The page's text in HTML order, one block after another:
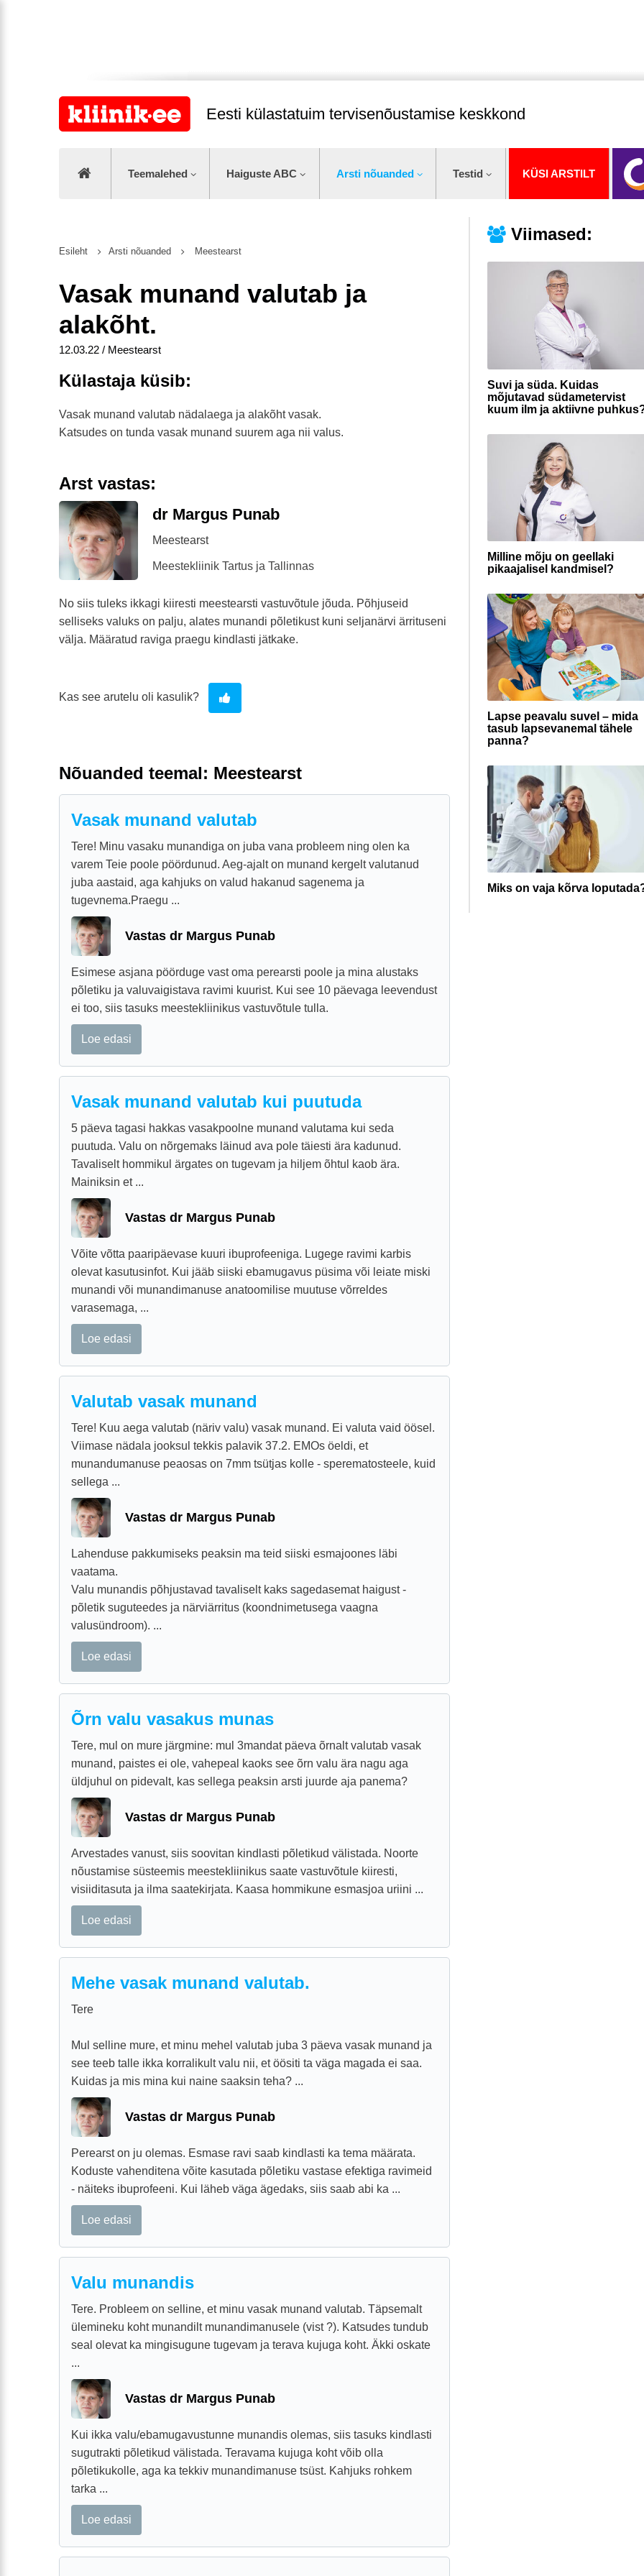
Eesti külastatuim tervisenõustamise keskkond
Teemalehed Haiguste ABC Arsti nõuanded Testid KÜSI ARSTILT
Viimased:
Suvi ja süda. Kuidas
mõjutavad südametervist
kuum ilm ja aktiivne
Milline mõju on geellaki
pikaajalisel kandmisel?
Lapse peavalu suvel – mida
tasub lapsevanemal tähele
panna?
Miks on vaja kõrva
Esileht Arsti nõuanded Meestearst
Vasak munand valutab ja
alakõht.
12.03.22 / Meestearst
Külastaja küsib:
Vasak munand valutab nädalaega ja alakõht vasak.
Katsudes on tunda vasak munand suurem aga nii valus.
Arst vastas:
dr Margus Punab
Meestearst
Meestekliinik Tartus ja Tallinnas
No siis tuleks ikkagi kiiresti meestearsti vastuvõtule jõuda. Põhjuseid
selliseks valuks on palju, alates munandi põletikust kuni seljanärvi ärrituseni
välja. Määratud raviga praegu kindlasti jätkake.
Kas see arutelu oli kasulik?
Nõuanded teemal: Meestearst
Vasak munand valutab
Tere! Minu vasaku munandiga on juba vana probleem ning olen ka
varem Teie poole pöördunud. Aeg-ajalt on munand kergelt valutanud
juba aastaid, aga kahjuks on valud hakanud sagenema ja
tugevnema.Praegu ...
Vastas dr Margus Punab
Esimese asjana pöörduge vast oma perearsti poole ja mina alustaks
põletiku ja valuvaigistava ravimi kuurist. Kui see 10 päevaga leevendust
ei too, siis tasuks meestekliinikus vastuvõtule tulla.
Loe edasi
Vasak munand valutab kui puutuda
5 päeva tagasi hakkas vasakpoolne munand valutama kui seda
puutuda. Valu on nõrgemaks läinud ava pole täiesti ära kadunud.
Tavaliselt hommikul ärgates on tugevam ja hiljem õhtul kaob ära.
Mainiksin et ...
Vastas dr Margus Punab
Võite võtta paaripäevase kuuri ibuprofeeniga. Lugege ravimi karbis
olevat kasutusinfot. Kui jääb siiski ebamugavus püsima või leiate miski
munandi või munandimanuse anatoomilise muutuse võrreldes
varasemaga, ...
Loe edasi
Valutab vasak munand
Tere! Kuu aega valutab (näriv valu) vasak munand. Ei valuta vaid öösel.
Viimase nädala jooksul tekkis palavik 37.2. EMOs öeldi, et
munandumanuse peaosas on 7mm tsütjas kolle - sperematosteele, kuid
sellega ...
Vastas dr Margus Punab
Lahenduse pakkumiseks peaksin ma teid siiski esmajoones läbi
vaatama.
Valu munandis põhjustavad tavaliselt kaks sagedasemat haigust -
põletik suguteedes ja närviärritus (koondnimetusega vaagna
valusündroom). ...
Loe edasi
Õrn valu vasakus munas
Tere, mul on mure järgmine: mul 3mandat päeva õrnalt valutab vasak
munand, paistes ei ole, vahepeal kaoks see õrn valu ära nagu aga
üldjuhul on pidevalt, kas sellega peaksin arsti juurde aja panema?
Vastas dr Margus Punab
Arvestades vanust, siis soovitan kindlasti põletikud välistada. Noorte
nõustamise süsteemis meestekliinikus saate vastuvõtule kiiresti,
visiiditasuta ja ilma saatekirjata. Kaasa hommikune esmasjoa uriini ...
Loe edasi
Mehe vasak munand valutab.
Tere
Mul selline mure, et minu mehel valutab juba 3 päeva vasak munand ja
see teeb talle ikka korralikult valu nii, et öösiti ta väga magada ei saa.
Kuidas ja mis mina kui naine saaksin teha? ...
Vastas dr Margus Punab
Perearst on ju olemas. Esmase ravi saab kindlasti ka tema määrata.
Koduste vahenditena võite kasutada põletiku vastase efektiga ravimeid
- näiteks ibuprofeeni. Kui läheb väga ägedaks, siis saab abi ka ...
Loe edasi
Valu munandis
Tere. Probleem on selline, et minu vasak munand valutab. Täpsemalt
ülemineku koht munandilt munandimanusele (vist ?). Katsudes tundub
seal olevat ka mingisugune tugevam ja terava kujuga koht. Äkki oskate
...
Vastas dr Margus Punab
Kui ikka valu/ebamugavustunne munandis olemas, siis tasuks kindlasti
sugutrakti põletikud välistada. Teravama kujuga koht võib olla
põletikukolle, aga ka tekkiv munandimanuse tsüst. Kahjuks rohkem
tarka ...
Loe edasi